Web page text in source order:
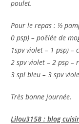
poulet.
Pour le repas : ½
0 psp) – poêlée de
1spv violet – 1 psp) –
2 spv violet – 2 psp –
3 spl bleu – 3 spv
Très bonne journée.
Lilou3158 : blog